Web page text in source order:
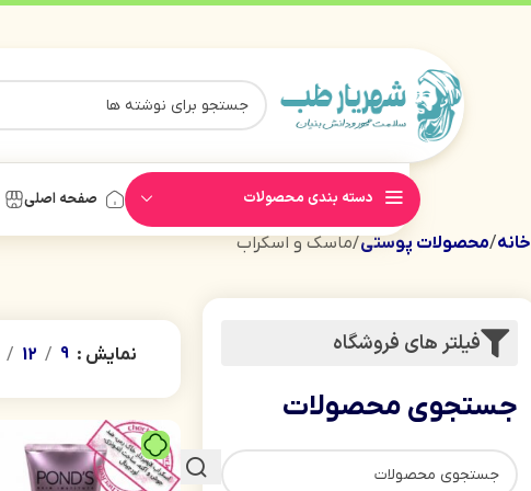
دسته بندی محصولات صفحه اصلی
خانه محصولات پوستی ماسک و اسکراب
فیلتر های فروشگاه
جستجوی محصولات
نمایش 9
12